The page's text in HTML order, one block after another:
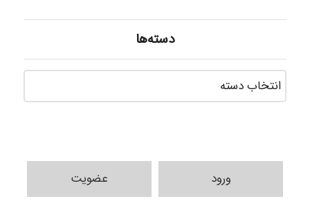
دسته‌ها
ورود عضویت